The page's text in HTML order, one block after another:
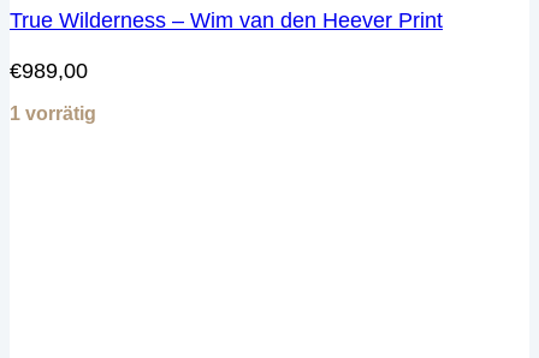
True Wilderness – Wim van den Heever Print
€989,00
1 vorrätig